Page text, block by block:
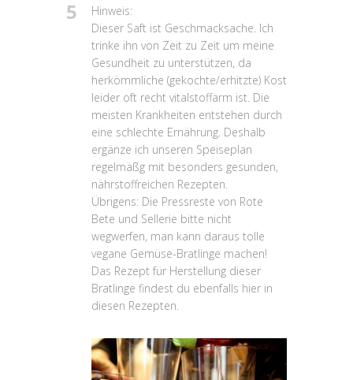
5
Hinweis:
Dieser Saft ist Geschmacksache. Ich
trinke ihn von Zeit zu Zeit um meine
Gesundheit zu unterstützen, da
herkömmliche (gekochte/erhitzte) Kost
leider oft recht vitalstoffarm ist. Die
meisten Krankheiten entstehen durch
eine schlechte Ernährung. Deshalb
ergänze ich unseren Speiseplan
regelmäßg mit besonders gesunden,
nährstoffreichen Rezepten.
Übrigens: Die Pressreste von Rote
Bete und Sellerie bitte nicht
wegwerfen, man kann daraus tolle
vegane Gemüse-Bratlinge machen!
Das Rezept für Herstellung dieser
Bratlinge findest du ebenfalls hier in
diesen Rezepten.